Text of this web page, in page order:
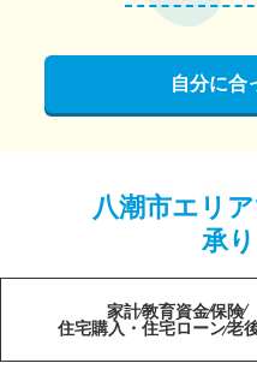
自分に合
八潮市エリ
承
家計教育資金保険
住宅購入・住宅ローン老